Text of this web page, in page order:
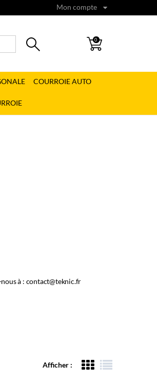
Mon compte
0
COURROIE AUTO
à : contact@teknic.fr
Afficher :